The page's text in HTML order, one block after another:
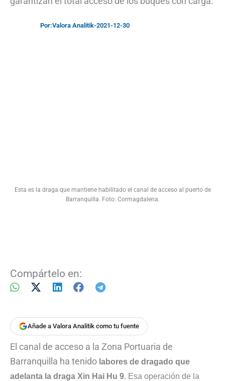
Por:Valora Analitik-2021-12-30
Esta es la draga que mantiene habilitado el canal de acceso al puerto de
Barranquilla. Foto: Cormagdalena.
Compártelo en:
Añade a Valora Analitik como tu fuente
El canal de acceso a la Zona Portuaria de
Barranquilla ha tenido labores de dragado que
adelanta la draga Xin Hai Hu 9. Esa operación de la